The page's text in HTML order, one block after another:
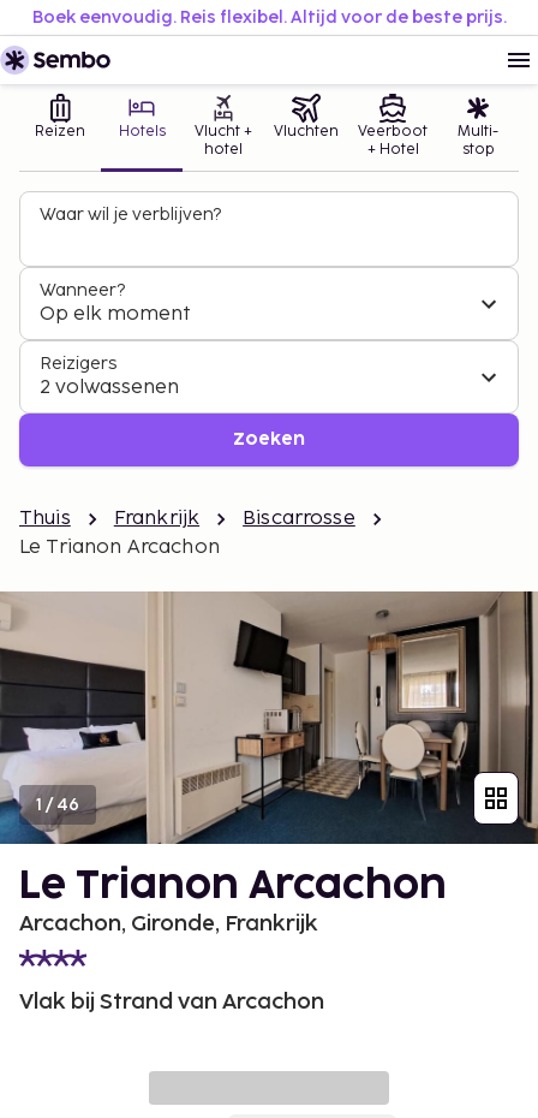
Boek eenvoudig. Reis flexibel. Altijd voor de beste prijs.
Reizen Hotels
Vlucht +
hotel
Vluchten
Veerboot
+ Hotel
Multi-
stop
Waar wil je verblijven?
Wanneer?
Op elk moment
Reizigers
2 volwassenen
Zoeken
Thuis Frankrijk
Biscarrosse
Le Trianon Arcachon
1 /46
Le Trianon Arcachon
Arcachon, Gironde, Frankrijk
Vlak bij Strand van Arcachon